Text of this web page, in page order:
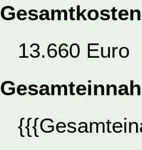
Gesamtkosten
13.660 Euro